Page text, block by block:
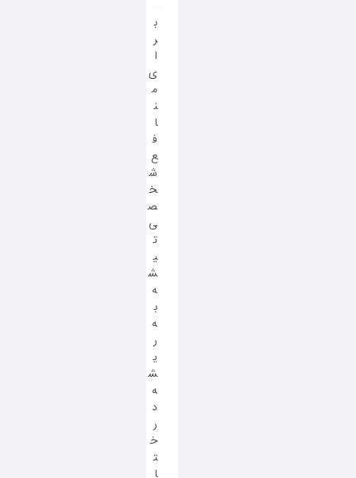
ب
ر
ا
ی
م
ن
ا
ف
ع
ش
خ
ص
ی
ت
ی
ش
ه
ب
ه
ر
ی
ش
ه
د
ر
خ
ت